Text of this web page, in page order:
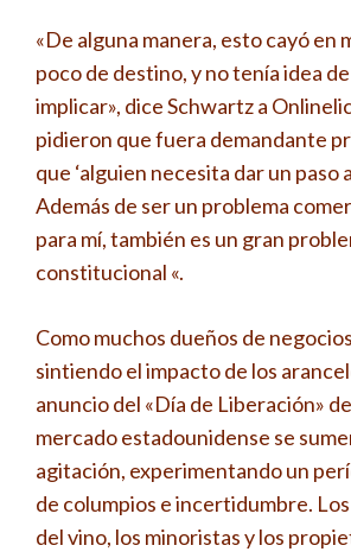
«De alguna manera, esto cayó en
poco de destino, y no tenía idea
implicar», dice Schwartz a
pidieron que fuera demandante
que ‘alguien necesita dar un paso
Además de ser un problema
para mí, también es un gran
constitucional «.
Como muchos dueños de
sintiendo el impacto de los
anuncio del «Día de Liberación»
mercado estadounidense se
agitación, experimentando un
de columpios e incertidumbre.
del vino, los minoristas y los